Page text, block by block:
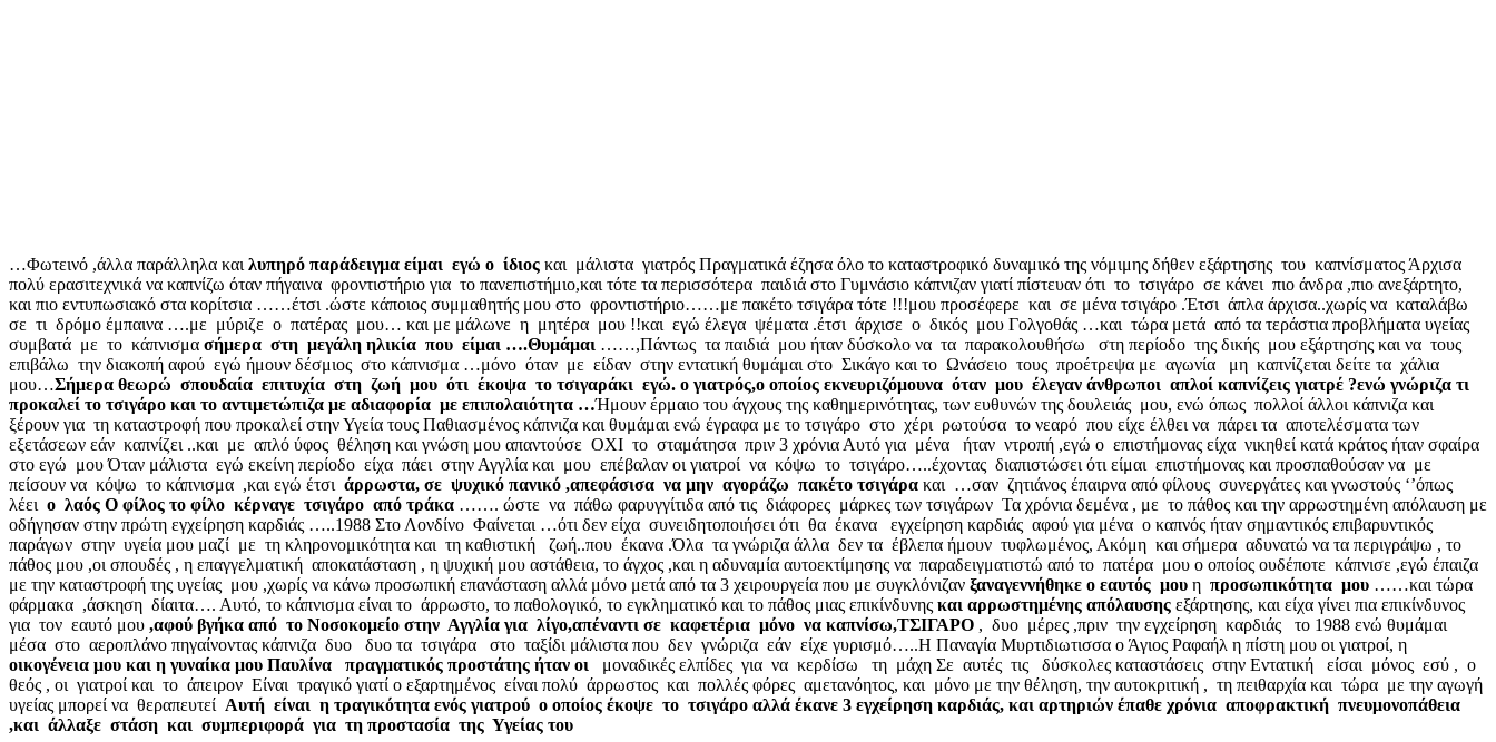
…Φωτεινό ,άλλα παράλληλα και λυπηρό παράδειγμα είμαι εγώ ο ίδιος και μάλιστα γιατρός Πραγματικά έζησα όλο το καταστροφικό δυναμικό της νόμιμης δήθεν εξάρτησης του καπνίσματος Άρχισα
πολύ ερασιτεχνικά να καπνίζω όταν πήγαινα φροντιστήριο για το πανεπιστήμιο,και τότε τα περισσότερα παιδιά στο Γυμνάσιο κάπνιζαν γιατί πίστευαν ότι το τσιγάρο σε κάνει πιο άνδρα ,πιο ανεξάρτητο,
και πιο εντυπωσιακό στα κορίτσια ……έτσι .ώστε κάποιος συμμαθητής μου στο φροντιστήριο……με πακέτο τσιγάρα τότε !!!μου προσέφερε και σε μένα τσιγάρο .Έτσι άπλα άρχισα..χωρίς να καταλάβω
σε τι δρόμο έμπαινα ….με μύριζε ο πατέρας μου… και με μάλωνε η μητέρα μου !!και εγώ έλεγα ψέματα .έτσι άρχισε ο δικός μου Γολγοθάς …και τώρα μετά από τα τεράστια προβλήματα υγείας
συμβατά με το κάπνισμα σήμερα στη μεγάλη ηλικία που είμαι ….Θυμάμαι ……,Πάντως τα παιδιά μου ήταν δύσκολο να τα παρακολουθήσω στη περίοδο της δικής μου εξάρτησης και να τους
επιβάλω την διακοπή αφού εγώ ήμουν δέσμιος στο κάπνισμα …μόνο όταν με είδαν στην εντατική θυμάμαι στο Σικάγο και το Ωνάσειο τους προέτρεψα με αγωνία μη καπνίζεται δείτε τα χάλια
μου…Σήμερα θεωρώ σπουδαία επιτυχία στη ζωή μου ότι έκοψα το τσιγαράκι εγώ. ο γιατρός,ο οποίος εκνευριζόμουνα όταν μου έλεγαν άνθρωποι απλοί καπνίζεις γιατρέ ?ενώ γνώριζα τι
προκαλεί το τσιγάρο και το αντιμετώπιζα με αδιαφορία με επιπολαιότητα …Ήμουν έρμαιο του άγχους της καθημερινότητας, των ευθυνών της δουλειάς μου, ενώ όπως πολλοί άλλοι κάπνιζα και
ξέρουν για τη καταστροφή που προκαλεί στην Υγεία τους Παθιασμένος κάπνιζα και θυμάμαι ενώ έγραφα με το τσιγάρο στο χέρι ρωτούσα το νεαρό που είχε έλθει να πάρει τα αποτελέσματα των
εξετάσεων εάν καπνίζει ..και με απλό ύφος θέληση και γνώση μου απαντούσε ΟΧΙ το σταμάτησα πριν 3 χρόνια Αυτό για μένα ήταν ντροπή ,εγώ ο επιστήμονας είχα νικηθεί κατά κράτος ήταν σφαίρα
στο εγώ μου Όταν μάλιστα εγώ εκείνη περίοδο είχα πάει στην Αγγλία και μου επέβαλαν οι γιατροί να κόψω το τσιγάρο…..έχοντας διαπιστώσει ότι είμαι επιστήμονας και προσπαθούσαν να με
πείσουν να κόψω το κάπνισμα ,και εγώ έτσι άρρωστα, σε ψυχικό πανικό ,απεφάσισα να μην αγοράζω πακέτο τσιγάρα και …σαν ζητιάνος έπαιρνα από φίλους συνεργάτες και γνωστούς ‘’όπως
λέει ο λαός Ο φίλος το φίλο κέρναγε τσιγάρο από τράκα ……. ώστε να πάθω φαρυγγίτιδα από τις διάφορες μάρκες των τσιγάρων Τα χρόνια δεμένα , με το πάθος και την αρρωστημένη απόλαυση με
οδήγησαν στην πρώτη εγχείρηση καρδιάς …..1988 Στο Λονδίνο Φαίνεται …ότι δεν είχα συνειδητοποιήσει ότι θα έκανα εγχείρηση καρδιάς αφού για μένα ο καπνός ήταν σημαντικός επιβαρυντικός
παράγων στην υγεία μου μαζί με τη κληρονομικότητα και τη καθιστική ζωή..που έκανα .Όλα τα γνώριζα άλλα δεν τα έβλεπα ήμουν τυφλωμένος, Ακόμη και σήμερα αδυνατώ να τα περιγράψω , το
πάθος μου ,οι σπουδές , η επαγγελματική αποκατάσταση , η ψυχική μου αστάθεια, το άγχος ,και η αδυναμία αυτοεκτίμησης να παραδειγματιστώ από το πατέρα μου ο οποίος ουδέποτε κάπνισε ,εγώ έπαιζα
με την καταστροφή της υγείας μου ,χωρίς να κάνω προσωπική επανάσταση αλλά μόνο μετά από τα 3 χειρουργεία που με συγκλόνιζαν ξαναγεννήθηκε ο εαυτός μου η προσωπικότητα μου ……και τώρα
φάρμακα ,άσκηση δίαιτα…. Αυτό, το κάπνισμα είναι το άρρωστο, το παθολογικό, το εγκληματικό και το πάθος μιας επικίνδυνης και αρρωστημένης απόλαυσης εξάρτησης, και είχα γίνει πια επικίνδυνος
για τον εαυτό μου ,αφού βγήκα από το Νοσοκομείο στην Αγγλία για λίγο,απέναντι σε καφετέρια μόνο να καπνίσω,ΤΣΙΓΑΡΟ , δυο μέρες ,πριν την εγχείρηση καρδιάς το 1988 ενώ θυμάμαι
μέσα στο αεροπλάνο πηγαίνοντας κάπνιζα δυο δυο τα τσιγάρα στο ταξίδι μάλιστα που δεν γνώριζα εάν είχε γυρισμό…..Η Παναγία Μυρτιδιωτισσα ο Άγιος Ραφαήλ η πίστη μου οι γιατροί, η
οικογένεια μου και η γυναίκα μου Παυλίνα πραγματικός προστάτης ήταν οι
μοναδικές ελπίδες για να κερδίσω τη μάχη Σε αυτές τις δύσκολες καταστάσεις στην Εντατική είσαι μόνος εσύ , ο
θεός , οι γιατροί και το άπειρον Είναι τραγικό γιατί ο εξαρτημένος είναι πολύ άρρωστος και πολλές φόρες αμετανόητος, και μόνο με την θέληση, την αυτοκριτική , τη πειθαρχία και τώρα με την αγωγή
υγείας μπορεί να θεραπευτεί Αυτή είναι η τραγικότητα ενός γιατρού ο οποίος έκοψε το τσιγάρο αλλά έκανε 3 εγχείρηση καρδιάς, και αρτηριών έπαθε χρόνια αποφρακτική πνευμονοπάθεια
,και άλλαξε στάση και συμπεριφορά για τη προστασία της Υγείας του